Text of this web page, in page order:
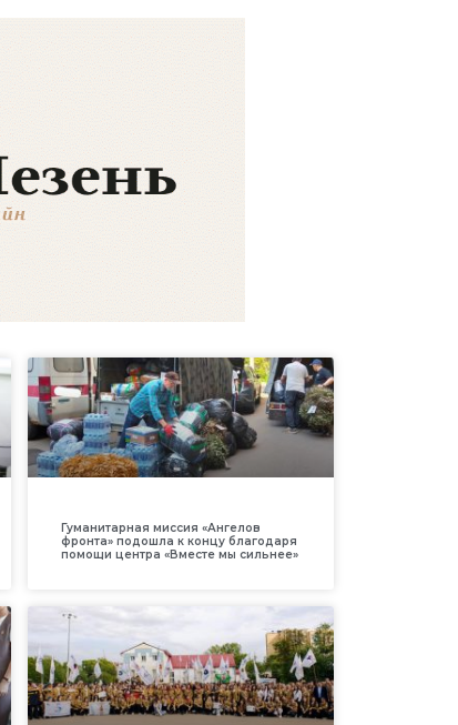
Гуманитарная миссия «Ангелов
фронта» подошла к концу благодаря
помощи центра «Вместе мы сильнее»